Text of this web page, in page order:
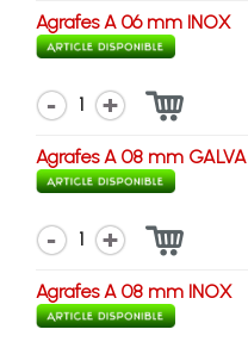
Agrafes A 06 mm INOX
1
Agrafes A 08 mm GALVA
1
Agrafes A 08 mm INOX